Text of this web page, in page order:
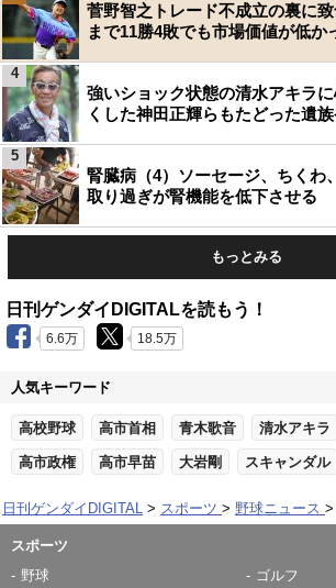
菅野智之トレード不成立の裏に
まで11勝4敗でも市場価値が低か
強いショック状態の清水アキラ
くした神田正輝らもたどった遺
4
腎臓病（4）ソーセージ、ちくわ
取り過ぎが腎機能を低下させる
5
もっとみる
日刊ゲンダイDIGITALを読もう！
6.6万 18.5万
人気キーワード
高校野球 高市首相 青木歌音 清水アキラ
高市政権 高市早苗 大岩剛 スキャンダル
日刊ゲンダイDIGITAL スポーツ 野球ニュース
スポーツ
野球
ゴルフ